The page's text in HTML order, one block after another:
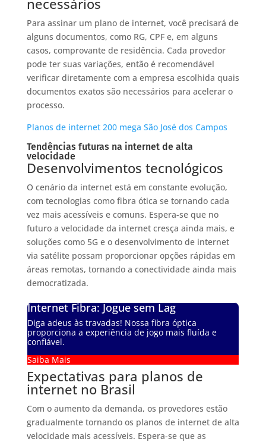
Para assinar um plano de internet, você precisará de
alguns documentos, como RG, CPF e, em alguns
casos, comprovante de residência. Cada provedor
pode ter suas variações, então é recomendável
verificar diretamente com a empresa escolhida quais
documentos exatos são necessários para acelerar o
processo.
Planos de internet 200 mega São José dos Campos
Tendências futuras na internet de alta
velocidade
Desenvolvimentos tecnológicos
O cenário da internet está em constante evolução,
com tecnologias como fibra ótica se tornando cada
vez mais acessíveis e comuns. Espera-se que no
futuro a velocidade da internet cresça ainda mais, e
soluções como 5G e o desenvolvimento de internet
via satélite possam proporcionar opções rápidas em
áreas remotas, tornando a conectividade ainda mais
democratizada.
Internet Fibra: Jogue sem Lag
Diga adeus às travadas! Nossa fibra óptica
proporciona a experiência de jogo mais fluída e
confiável.
Saiba Mais
Expectativas para planos de
internet no Brasil
Com o aumento da demanda, os provedores estão
gradualmente tornando os planos de internet de alta
velocidade mais acessíveis. Espera-se que as